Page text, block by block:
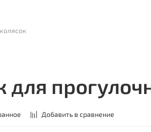
Добавить в сравнение